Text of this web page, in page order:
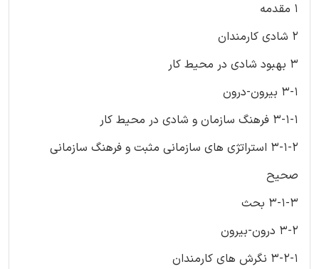
1 مقدمه
2 شادی کارمندان
3 بهبود شادی در محیط کار
3-1 بیرون-درون
3-1-1 فرهنگ سازمان و شادی در محیط کار
3-1-2 استراتژی های سازمانی مثبت و فرهنگ سازمانی
صحیح
3-1-3 بحث
3-2 درون-بیرون
3-2-1 نگرش های کارمندان